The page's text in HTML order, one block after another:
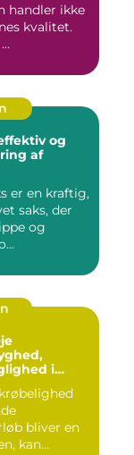
handler ikke
kvalitet.
af
er en kraftig,
saks, der
og
i
bliver en
kan